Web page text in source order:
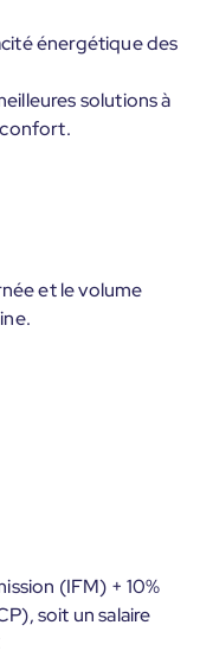
énergétique des
solutions à
et le volume
(IFM) + 10%
soit un salaire